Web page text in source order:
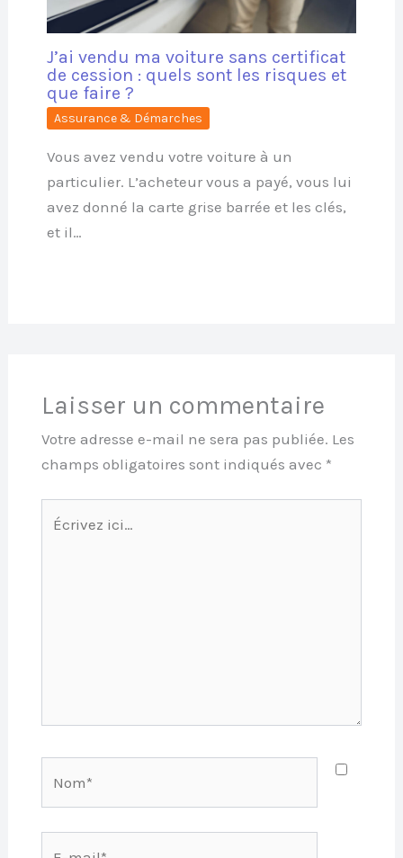
J’ai vendu ma voiture sans certificat
de cession : quels sont les risques et
que faire ?
Assurance & Démarches
Vous avez vendu votre voiture à un
particulier. L’acheteur vous a payé, vous lui
avez donné la carte grise barrée et les clés,
et il…
Laisser un commentaire
Votre adresse e-mail ne sera pas publiée. Les
champs obligatoires sont indiqués avec *